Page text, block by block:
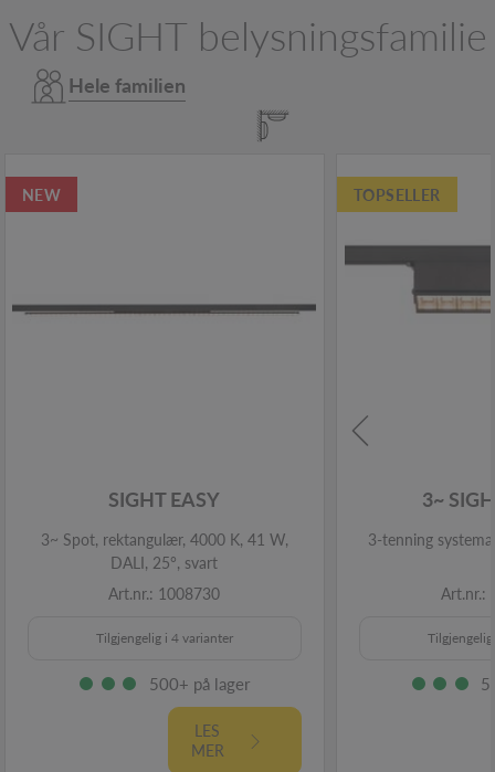
Vår SIGHT belysningsfamilie
Hele familien
NEW
SIGHT EASY
3~ Spot, rektangulær, 4000 K, 41 W,
DALI, 25°, svart
Art.nr.: 1008730
Tilgjengelig i 4 varianter
500+ på lager
LES
MER
TOPSELLER
3~
3-tenning
Art.nr.: